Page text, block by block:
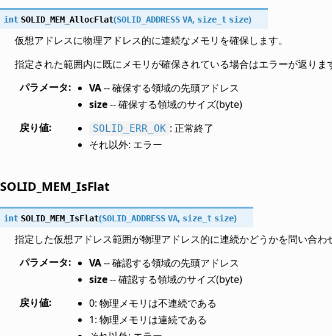
int SOLID_MEM_AllocFlat(SOLID_ADDRESS VA, size_t size)
仮想アドレスに物理アドレス的に連続なメモリを確保します。
指定された範囲内に既にメモリが確保されている場合はエラーが返りま
パラメータ: VA-- 確保する領域の先頭アドレス
size-- 確保する領域のサイズ(byte)
戻り値: SOLID_ERR_OK : 正常終了
それ以外: エラー
SOLID_MEM_IsFlat
int SOLID_MEM_IsFlat(SOLID_ADDRESS VA, size_t size)
指定した仮想アドレス範囲が物理アドレス的に連続かどうかを問い合わ
パラメータ: VA-- 確認する領域の先頭アドレス
size-- 確認する領域のサイズ(byte)
戻り値:
0: 物理メモリは不連続である
1: 物理メモリは連続である